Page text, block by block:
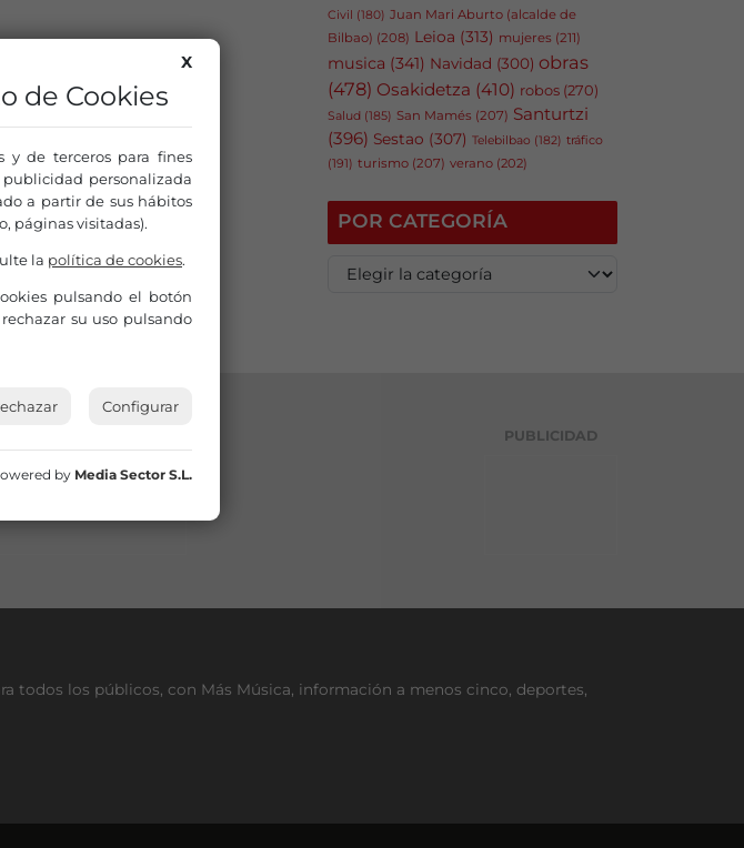
Civil (180) Juan Mari Aburto (alcalde de
Bilbao) (208) Leioa (313) mujeres (211)
musica (341) Navidad (300) obras
(478) Osakidetza (410) robos (270)
Salud (185) San Mamés (207) Santurtzi
(396) Sestao (307) Telebilbao (182) tráfico
(191) turismo (207) verano (202)
POR CATEGORÍA
PUBLICIDAD
todos los públicos, con Más Música, información a menos cinco, deportes,
X
de Cookies
y de terceros para fines
personalizada
a partir de sus hábitos
páginas visitadas).
la política de cookies.
pulsando el botón
su uso pulsando
Configurar
by Media Sector S.L.